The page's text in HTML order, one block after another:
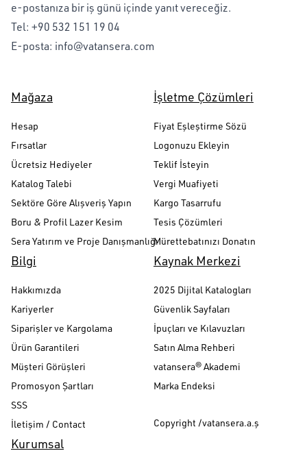
e-postanıza bir iş günü içinde yanıt vereceğiz.
Tel: +90 532 151 19 04
E-posta: info@vatansera.com
Mağaza
Hesap
Fırsatlar
Ücretsiz Hediyeler
Katalog Talebi
Sektöre Göre Alışveriş Yapın
Boru & Profil Lazer Kesim
Sera Yatırım ve Proje Danışmanlığı
İşletme Çözümleri
Fiyat Eşleştirme Sözü
Logonuzu Ekleyin
Teklif İsteyin
Vergi Muafiyeti
Kargo Tasarrufu
Tesis Çözümleri
Mürettebatınızı Donatın
Bilgi
Hakkımızda
Kariyerler
Siparişler ve Kargolama
Ürün Garantileri
Müşteri Görüşleri
Promosyon Şartları
SSS
İletişim / Contact
Kaynak Merkezi
2025 Dijital Katalogları
Güvenlik Sayfaları
İpuçları ve Kılavuzları
Satın Alma Rehberi
vatansera® Akademi
Marka Endeksi
Copyright /vatansera.a.ş
Kurumsal